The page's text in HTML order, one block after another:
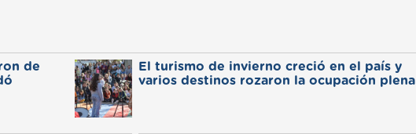
de
El turismo de invierno creció en el país y
varios destinos rozaron la ocupación plena